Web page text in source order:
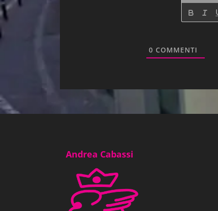
0 COMMENTI
Andrea Cabassi